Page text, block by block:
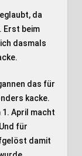
da
Erst beim
dasmals
das für
kacke.
1. April macht
für
damit